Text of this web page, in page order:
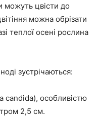
можуть цвісти до
можна обрізати
теплої осені рослина
зустрічаються:
candida), особливістю
2,5 см.